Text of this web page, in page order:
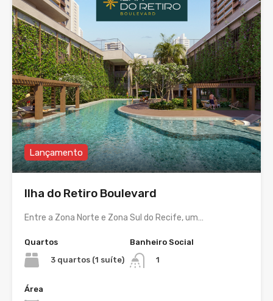
Lançamento
Ilha do Retiro Boulevard
Entre a Zona Norte e Zona Sul do Recife, um…
Quartos
3 quartos (1 suíte)
Banheiro Social
1
Área